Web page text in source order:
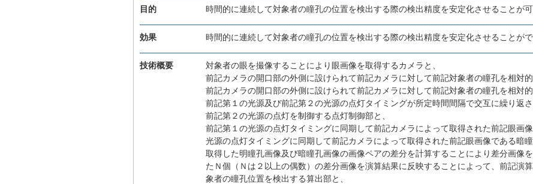
目的 時間的に連続して対象者の瞳孔の位置を検出する際の検出精度を安定化させることが
効果 時間的に連続して対象者の瞳孔の位置を検出する際の検出精度を安定化させることがで
技術概要
対象者の眼を撮像することにより眼画像を取得するカメラと、
前記カメラの開口部の外側に設けられて前記カメラに対して前記対象者の瞳孔を相対
前記カメラの開口部の外側に設けられて前記カメラに対して前記対象者の瞳孔を相対
前記第１の光源及び前記第２の光源の点灯タイミングが所定時間間隔で交互に繰り返
前記第２の光源の点灯を制御する点灯制御部と、
前記第１の光源の点灯タイミングに同期して前記カメラによって取得された前記眼画
光源の点灯タイミングに同期して前記カメラによって取得された前記眼画像である暗
取得した明瞳孔画像及び暗瞳孔画像の画像ペアの差分を計算することにより差分画像
たＮ個（Ｎは２以上の偶数）の差分画像を演算結果に反映することによって、前記演
象者の瞳孔位置を検出する算出部と、